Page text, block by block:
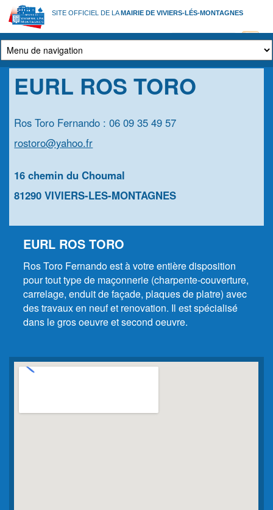
Aller
au
contenu
principal
SITE OFFICIEL DE LAMAIRIE DE VIVIERS-LÉS-MONTAGNES
EURL ROS TORO
Ros Toro Fernando : 06 09 35 49 57
rostoro@yahoo.fr
16 chemin du Choumal
81290 VIVIERS-LES-MONTAGNES
EURL ROS TORO
Ros Toro Fernando est à votre entière disposition
pour tout type de maçonnerie (charpente-couverture,
carrelage, enduit de façade, plaques de platre) avec
des travaux en neuf et renovation. Il est spécialisé
dans le gros oeuvre et second oeuvre.